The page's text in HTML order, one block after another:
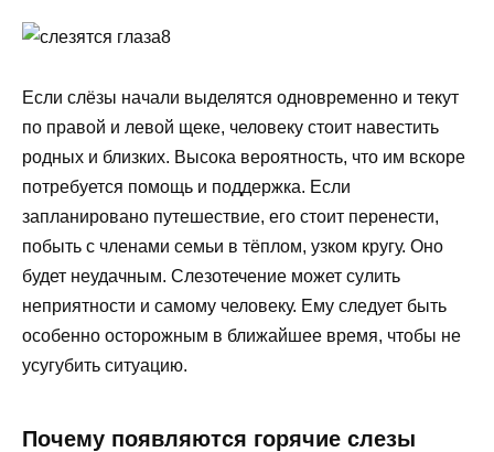
Если слёзы начали выделятся одновременно и текут
по правой и левой щеке, человеку стоит навестить
родных и близких. Высока вероятность, что им вскоре
потребуется помощь и поддержка. Если
запланировано путешествие, его стоит перенести,
побыть с членами семьи в тёплом, узком кругу. Оно
будет неудачным. Слезотечение может сулить
неприятности и самому человеку. Ему следует быть
особенно осторожным в ближайшее время, чтобы не
усугубить ситуацию.
Почему появляются горячие слезы